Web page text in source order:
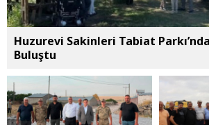
Huzurevi Sakinleri Tabiat
Buluştu